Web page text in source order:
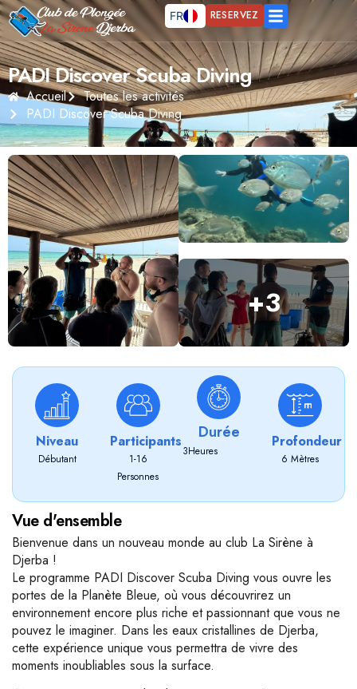
RESERVEZ
FR
EN
DE
PADI Discover Scuba Diving
Accueil
Toutes les activités
PADI Discover Scuba Diving
+3
Niveau
Débutant
Participants
1-16
Personnes
Durée
3Heures
Profondeur
6 Mètres
Vue d'ensemble
Bienvenue dans un nouveau monde au club La Sirène à
Djerba !
Le programme PADI Discover Scuba Diving vous ouvre les
portes de la Planète Bleue, où vous découvrirez un
environnement encore plus riche et passionnant que vous ne
pouvez le imaginer. Dans les eaux cristallines de Djerba,
cette expérience unique vous permettra de vivre des
moments inoubliables sous la surface.